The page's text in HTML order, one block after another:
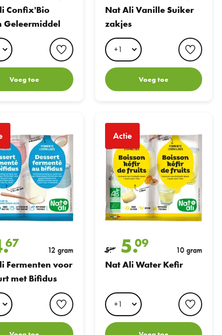
Confix'Bio
Geleermiddel
favorite button
Voeg toe
Nat Ali Vanille Suiker
zakjes
Voeg toe
67 12 gram
Fermenten voor
met Bifidus
favorite button
Actie
5.
99 5.09 10 gram
Nat Ali Water Kefir